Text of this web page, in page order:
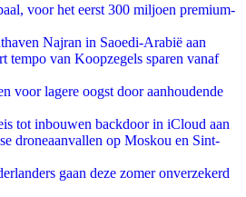
voor het eerst 300 miljoen premium-
Najran in Saoedi-Arabië aan
tempo van Koopzegels sparen vanaf
voor lagere oogst door aanhoudende
tot inbouwen backdoor in iCloud aan
droneaanvallen op Moskou en Sint-
gaan deze zomer onverzekerd